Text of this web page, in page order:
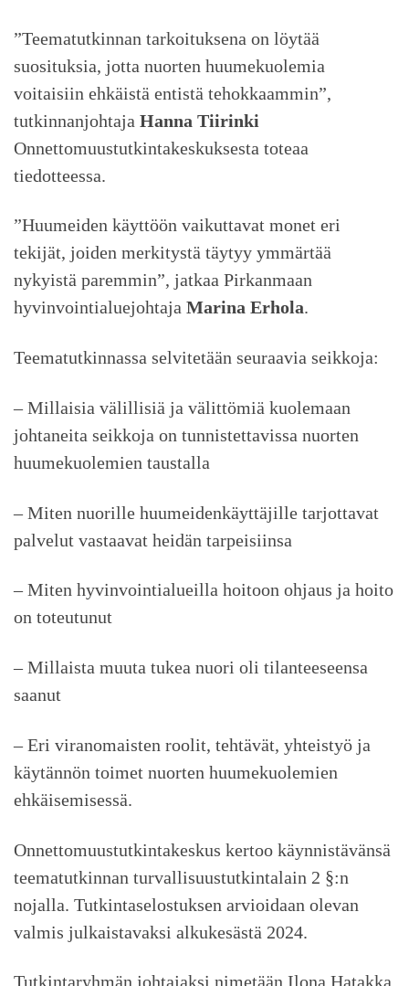
”Teematutkinnan tarkoituksena on löytää
suosituksia, jotta nuorten huumekuolemia
voitaisiin ehkäistä entistä tehokkaammin”,
tutkinnanjohtaja Hanna Tiirinki
Onnettomuustutkintakeskuksesta toteaa
tiedotteessa.
”Huumeiden käyttöön vaikuttavat monet eri
tekijät, joiden merkitystä täytyy ymmärtää
nykyistä paremmin”, jatkaa Pirkanmaan
hyvinvointialuejohtaja Marina Erhola.
Teematutkinnassa selvitetään seuraavia seikkoja:
– Millaisia välillisiä ja välittömiä kuolemaan
johtaneita seikkoja on tunnistettavissa nuorten
huumekuolemien taustalla
– Miten nuorille huumeidenkäyttäjille tarjottavat
palvelut vastaavat heidän tarpeisiinsa
– Miten hyvinvointialueilla hoitoon ohjaus ja hoito
on toteutunut
– Millaista muuta tukea nuori oli tilanteeseensa
saanut
– Eri viranomaisten roolit, tehtävät, yhteistyö ja
käytännön toimet nuorten huumekuolemien
ehkäisemisessä.
Onnettomuustutkintakeskus kertoo käynnistävänsä
teematutkinnan turvallisuustutkintalain 2 §:n
nojalla. Tutkintaselostuksen arvioidaan olevan
valmis julkaistavaksi alkukesästä 2024.
Tutkintaryhmän johtajaksi nimetään Ilona Hatakka